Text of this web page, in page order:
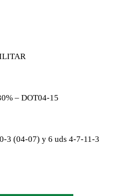
– DOT04-15
3 (04-07) y 6 uds 4-7-11-3